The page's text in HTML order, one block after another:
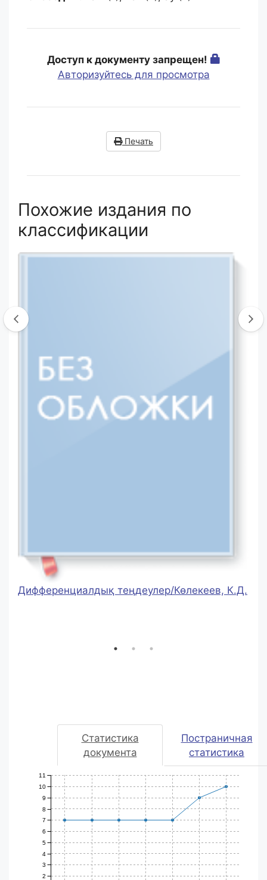
Доступ к документу запрещен!
Авторизуйтесь для просмотра
Печать
Похожие издания по
классификации
Дифференциалдық теңдеулер/Көлекеев, К.Д.
Статистика
документа
Постраничная
статистика
2
3
4
5
6
7
8
9
10
11